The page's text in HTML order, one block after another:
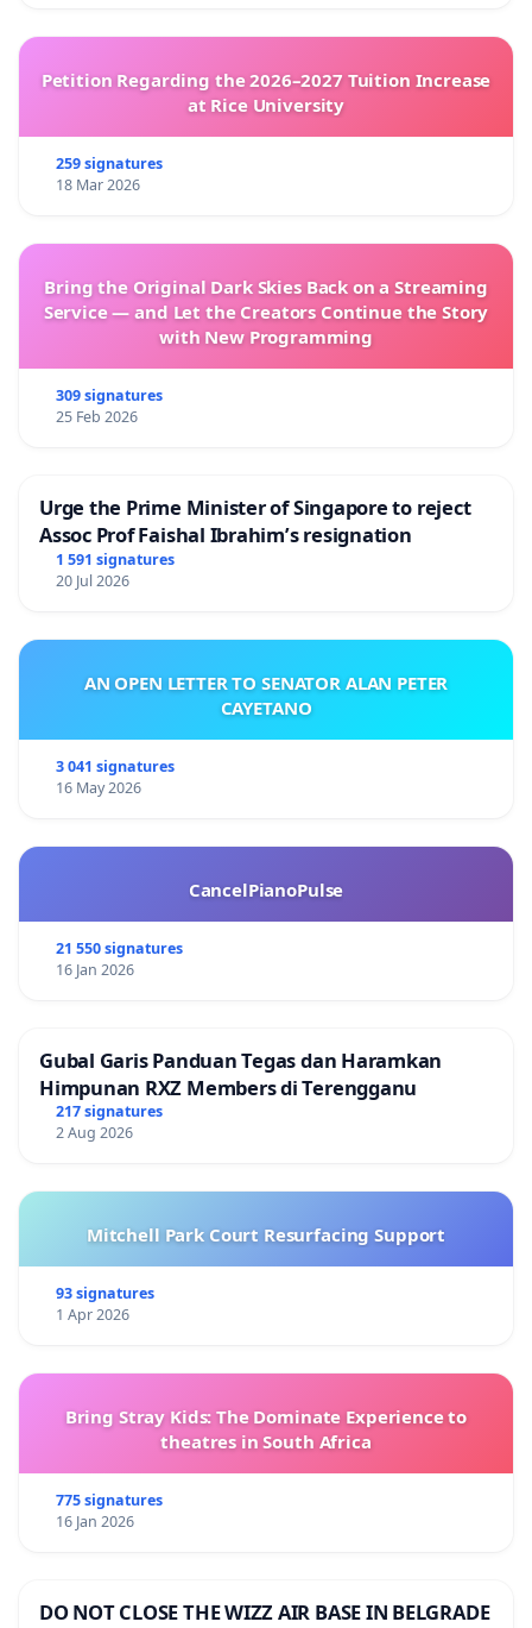
Petition Regarding the 2026–2027 Tuition Increase
at Rice University
259 signatures
18 Mar 2026
Bring the Original Dark Skies Back on a Streaming
Service — and Let the Creators Continue the Story
with New Programming
309 signatures
25 Feb 2026
Urge the Prime Minister of Singapore to reject
Assoc Prof Faishal Ibrahim’s resignation
1 591 signatures
20 Jul 2026
AN OPEN LETTER TO SENATOR ALAN PETER
CAYETANO
3 041 signatures
16 May 2026
CancelPianoPulse
21 550 signatures
16 Jan 2026
Gubal Garis Panduan Tegas dan Haramkan
Himpunan RXZ Members di Terengganu
217 signatures
2 Aug 2026
Mitchell Park Court Resurfacing Support
93 signatures
1 Apr 2026
Bring Stray Kids: The Dominate Experience to
theatres in South Africa
775 signatures
16 Jan 2026
DO NOT CLOSE THE WIZZ AIR BASE IN BELGRADE